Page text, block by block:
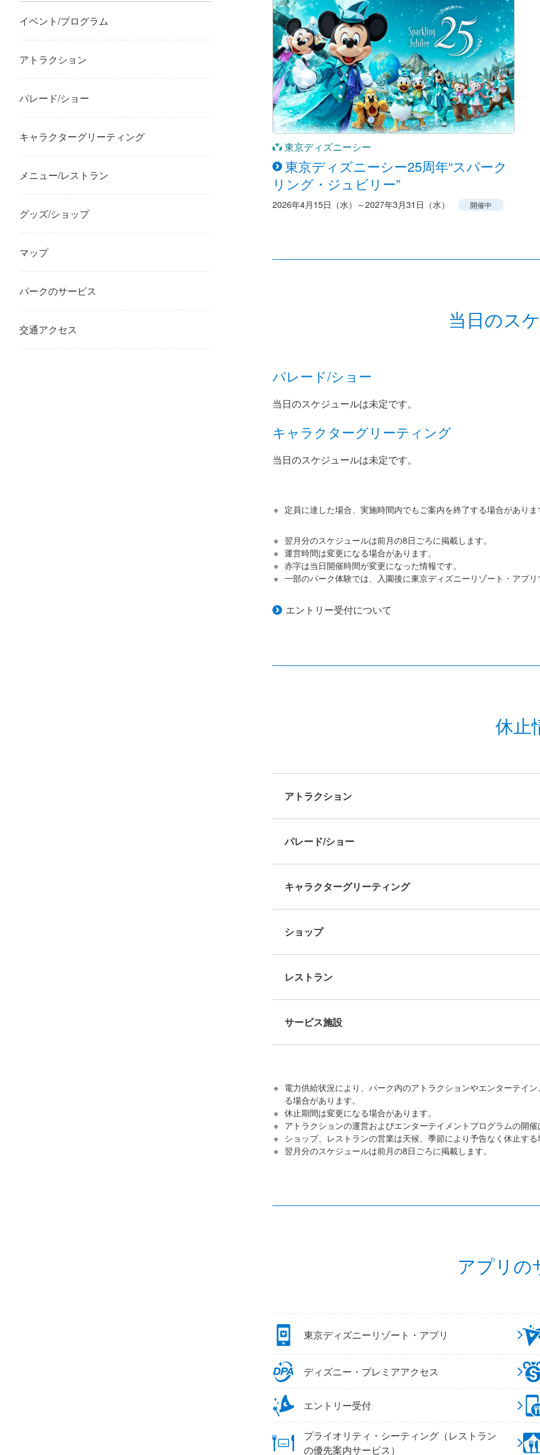
東京ディズニーシー
東京ディズニーシー25周年“スパーク
リング・ジュビリー”
2026年4月15日（水）～2027年3月31日（水） 開催中
当日のス
パレード/ショー
当日のスケジュールは未定です。
キャラクターグリーティング
当日のスケジュールは未定です。
定員に達した場合、実施時間内でもご案内を終了する場合がありま
翌月分のスケジュールは前月の8日ごろに掲載します。
運営時間は変更になる場合があります。
赤字は当日開催時間が変更になった情報です。
一部のパーク体験では、入園後に東京ディズニーリゾート・アプ
エントリー受付について
休止
アトラクション
パレード/ショー
キャラクターグリーティング
ショップ
レストラン
サービス施設
電力供給状況により、パーク内のアトラクションやエンターテイ
る場合があります。
休止期間は変更になる場合があります。
アトラクションの運営およびエンターテイメントプログラムの開
ショップ、レストランの営業は天候、季節により予告なく休止す
翌月分のスケジュールは前月の8日ごろに掲載します。
アプリの
東京ディズニーリゾート・アプリ
ディズニー・プレミアアクセス
エントリー受付
プライオリティ・シーティング（レストラン
の優先案内サービス）
イベント/プログラム
アトラクション
パレード/ショー
キャラクターグリーティング
メニュー/レストラン
グッズ/ショップ
マップ
パークのサービス
交通アクセス